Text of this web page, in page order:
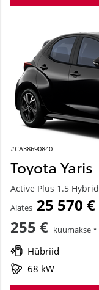
#CA38690840
Toyota Yaris
Active Plus 1.5
Alates 25 570 €
255 € kuumakse *
Hübriid
68 kW